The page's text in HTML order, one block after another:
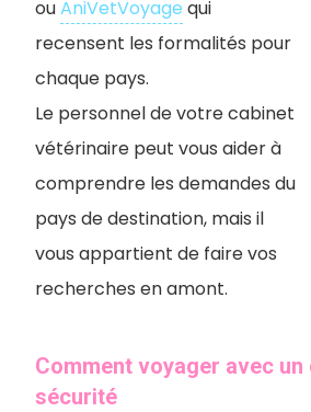
ouAniVetVoyage qui
recensent les formalités pour
chaque pays.
Le personnel de votre cabinet
vétérinaire peut vous aider à
comprendre les demandes du
pays de destination, mais il
vous appartient de faire vos
recherches en amont.
Comment voyager avec un
sécurité